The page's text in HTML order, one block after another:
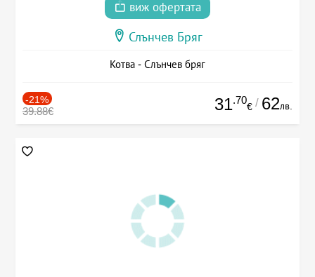
виж офертата
Слънчев Бряг
Котва - Слънчев бряг
-21%
39.88€ 31.70
€ / 62лв.